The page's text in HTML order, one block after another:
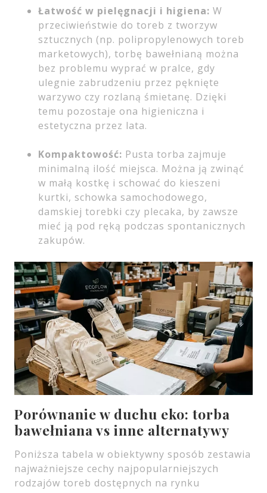
Łatwość w pielęgnacji i higiena: W
przeciwieństwie do toreb z tworzyw
sztucznych (np. polipropylenowych toreb
marketowych), torbę bawełnianą można
bez problemu wyprać w pralce, gdy
ulegnie zabrudzeniu przez pęknięte
warzywo czy rozlaną śmietanę. Dzięki
temu pozostaje ona higieniczna i
estetyczna przez lata.
Kompaktowość: Pusta torba zajmuje
minimalną ilość miejsca. Można ją zwinąć
w małą kostkę i schować do kieszeni
kurtki, schowka samochodowego,
damskiej torebki czy plecaka, by zawsze
mieć ją pod ręką podczas spontanicznych
zakupów.
Porównanie w duchu eko: torba
bawełniana vs inne alternatywy
Poniższa tabela w obiektywny sposób zestawia
najważniejsze cechy najpopularniejszych
rodzajów toreb dostępnych na rynku